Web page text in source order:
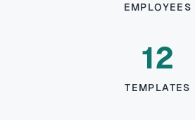
EMPLOYEES
12
TEMPLATES